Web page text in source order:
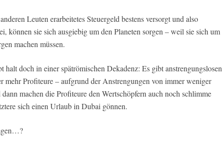
Leuten erarbeitetes Steuergeld bestens versorgt und also
können sie sich ausgiebig um den Planeten sorgen – weil sie sich um
machen müssen.
halt doch in einer spätrömischen Dekadenz: Es gibt anstrengungslosen
mehr Profiteure – aufgrund der Anstrengungen von immer weniger
machen die Profiteure den Wertschöpfern auch noch schlimme
sich einen Urlaub in Dubai gönnen.